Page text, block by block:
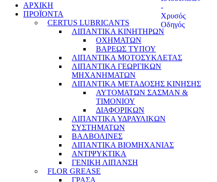
ΑΡΧΙΚΗ
ΠΡΟΪΟΝΤΑ
CERTUS LUBRICANTS
ΛΙΠΑΝΤΙΚΑ ΚΙΝΗΤΗΡΩΝ
ΟΧΗΜΑΤΩΝ
ΒΑΡΕΩΣ ΤΥΠΟΥ
ΛΙΠΑΝΤΙΚΑ ΜΟΤΟΣΥΚΛΕΤΑΣ
ΛΙΠΑΝΤΙΚΑ ΓΕΩΡΓΙΚΩΝ
ΜΗΧΑΝΗΜΑΤΩΝ
ΛΙΠΑΝΤΙΚΑ ΜΕΤΑΔΟΣΗΣ ΚΙΝΗΣΗΣ
ΑΥΤΟΜΑΤΩΝ ΣΑΣΜΑΝ &
ΤΙΜΟΝΙΟΥ
ΔΙΑΦΟΡΙΚΩΝ
ΛΙΠΑΝΤΙΚΑ ΥΔΡΑΥΛΙΚΩΝ
ΣΥΣΤΗΜΑΤΩΝ
ΒΑΛΒΟΛΙΝΕΣ
ΛΙΠΑΝΤΙΚΑ ΒΙΟΜΗΧΑΝΙΑΣ
ΑΝΤΙΨΥΚΤΙΚΑ
ΓΕΝΙΚΗ ΛΙΠΑΝΣΗ
FLOR GREASE
ΓΡΑΣΑ